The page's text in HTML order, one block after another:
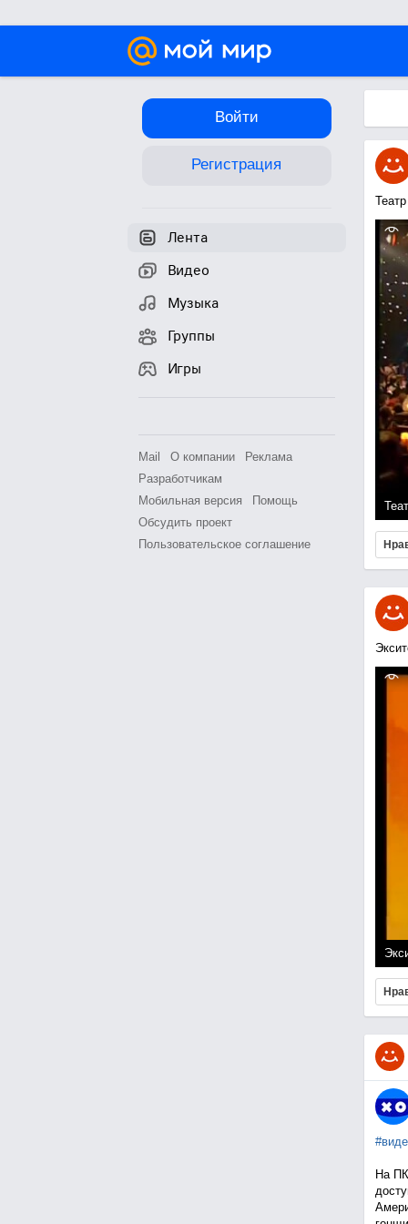
Войти
Регистрация
Лента
Видео
Музыка
Группы
Игры
Mail О компании
Реклама
Разработчикам
Мобильная версия
Помощь
Обсудить проект
Пользовательское соглашение
На